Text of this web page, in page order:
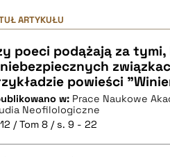
ARTYKUŁU
poeci podążają za
niebezpiecznych
powieści
w: Prace Naukowe
Neofilologiczne
/ Tom 8 / s. 9 - 22